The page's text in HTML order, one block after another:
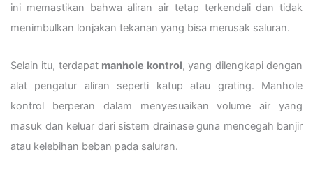
ini memastikan bahwa aliran air tetap terkendali dan tidak
menimbulkan lonjakan tekanan yang bisa merusak saluran.
Selain itu, terdapat manhole kontrol, yang dilengkapi dengan
alat pengatur aliran seperti katup atau grating. Manhole
kontrol berperan dalam menyesuaikan volume air yang
masuk dan keluar dari sistem drainase guna mencegah banjir
atau kelebihan beban pada saluran.